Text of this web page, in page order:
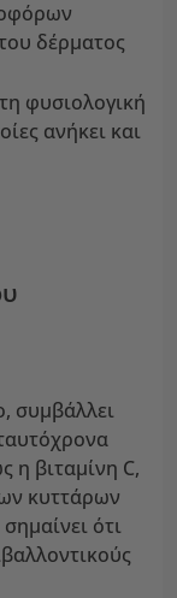
δέρματος
φυσιολογική
ανήκει και
συμβάλλει
η βιταμίνη C,
κυττάρων
ότι